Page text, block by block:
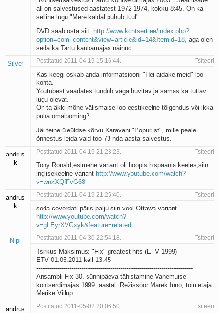
all on salvestused aastatest 1972-1974, kokku 8:45. On ka
selline lugu "Mere kaldal puhub tuul".
DVD saab osta siit: http://www.kontsert.ee/index.php?
option=com_content&view=article&id=14&Itemid=18, aga olen
seda ka Tartu kaubamajas näinud.
Silver Postitatud 2011-04-19 15:16:44. Tsiteeri
Kas keegi oskab anda informatsiooni "Hei aidake meid" loo
kohta.
Youtubest vaadates tundub väga huvitav ja samas ka tuttav
lugu olevat.
On ta äkki mõne välismaise loo eestikeelne tõlgendus või ikka
puha omalooming?
Jäi teine üleüldse kõrvu Karavani "Popuriist", mille peale
õnnestus leida vaid too 73-nda aasta salvestus.
andrus
k
Postitatud 2011-04-19 21:23:23. Tsiteeri
Tony Ronald,esimene variant oli hoopis hispaania keeles,siin
inglisekeelne variant http://www.youtube.com/watch?
v=wnxXQfFvG68
andrus
k
Postitatud 2011-04-19 21:25:40. Tsiteeri
seda coverdati päris palju siin veel Ottawa variant
http://www.youtube.com/watch?
v=gLEyrXVGxyk&feature=related
Nipi Postitatud 2011-04-30 22:54:18. Tsiteeri
Tsirkus Maksimus: "Fix" greatest hits (ETV 1999)
ETV 01.05.2011 kell 13:45
--------------------------------------------------------------------------------
Ansambli Fix 30. sünnipäeva tähistamine Vanemuise
kontserdimajas 1999. aastal. Režissöör Marek Inno, toimetaja
Merike Viilup.
andrus
Postitatud 2011-05-02 20:06:50. Tsiteeri